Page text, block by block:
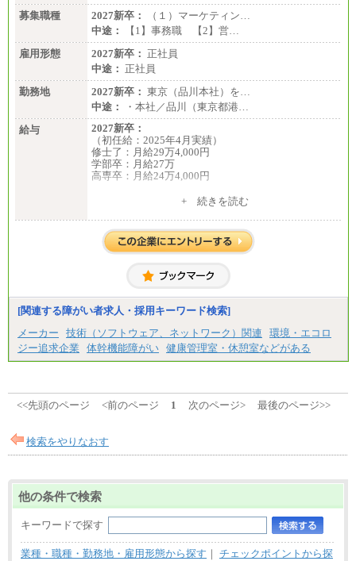
募集職種
2027新卒：
（１）マーケティン…
中途：
【1】事務職 【2】営…
雇用形態
2027新卒： 正社員
中途： 正社員
勤務地
2027新卒： 東京（品川本社）を…
中途：
・本社／品川（東京都港…
給与
2027新卒：
（初任給：2025年4月実績）
修士了：月給29万4,000円
学部卒：月給27万
高専卒：月給24万4,000円
月給 250,000円～350,000円
想定年収 420万円～600万円
入社時の処遇（基本給・賞与）は経験・スキルを考
経験・スキルによっては、記載額を超える場合もあ
※試用期間中も給与に変更はございません。
+ 続きを読む
[関連する障がい者求人・採用キーワード検索]
メーカー
技術（ソフトウェア、ネットワーク）関連
環境・エコロ
ジー追求企業
体幹機能障がい 健康管理室・休憩室などがある
<<先頭のページ <前のページ 1 次のページ> 最後のページ>>
検索をやりなおす
他の条件で検索
キーワードで探す
業種・職種・勤務地・雇用形態から探す ｜ チェックポイントから探